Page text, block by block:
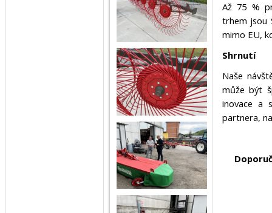
Až 75 %
trhem jsou
mimo EU,
Shrnutí
Naše
může být
inovace a
partnera,